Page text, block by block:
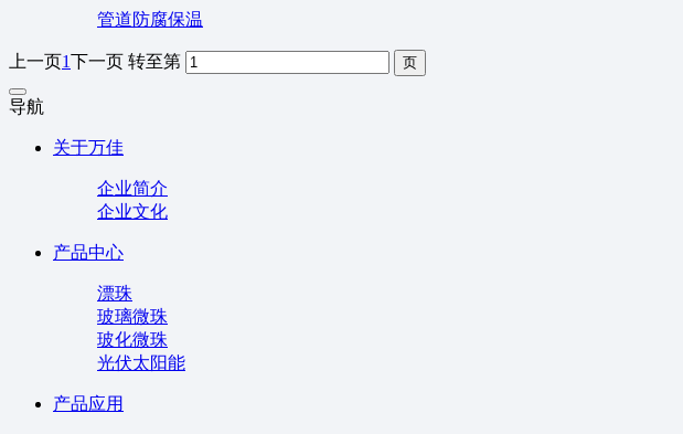
管道防腐保温
上一页1下一页 转至第
导航
关于万佳
企业简介
企业文化
产品中心
漂珠
玻璃微珠
玻化微珠
光伏太阳能
产品应用